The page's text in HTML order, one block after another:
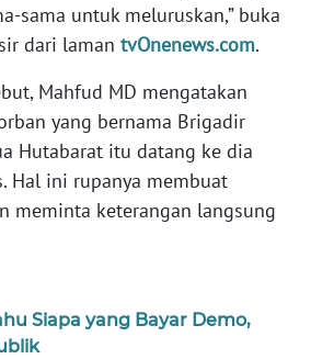
sama untuk meluruskan,” buka
dari laman tvOnenews.com.
Mahfud MD mengatakan
yang bernama Brigadir
Hutabarat itu datang ke dia
Hal ini rupanya membuat
meminta keterangan langsung
Siapa yang Bayar Demo,